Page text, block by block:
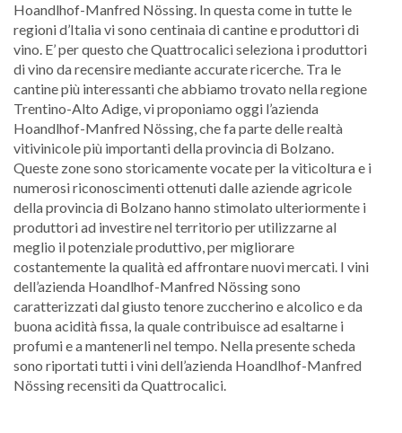
Hoandlhof-Manfred Nössing. In questa come in tutte le
regioni d’Italia vi sono centinaia di cantine e produttori di
vino. E’ per questo che Quattrocalici seleziona i produttori
di vino da recensire mediante accurate ricerche. Tra le
cantine più interessanti che abbiamo trovato nella regione
Trentino-Alto Adige, vi proponiamo oggi l’azienda
Hoandlhof-Manfred Nössing, che fa parte delle realtà
vitivinicole più importanti della provincia di Bolzano.
Queste zone sono storicamente vocate per la viticoltura e i
numerosi riconoscimenti ottenuti dalle aziende agricole
della provincia di Bolzano hanno stimolato ulteriormente i
produttori ad investire nel territorio per utilizzarne al
meglio il potenziale produttivo, per migliorare
costantemente la qualità ed affrontare nuovi mercati. I vini
dell’azienda Hoandlhof-Manfred Nössing sono
caratterizzati dal giusto tenore zuccherino e alcolico e da
buona acidità fissa, la quale contribuisce ad esaltarne i
profumi e a mantenerli nel tempo. Nella presente scheda
sono riportati tutti i vini dell’azienda Hoandlhof-Manfred
Nössing recensiti da Quattrocalici.